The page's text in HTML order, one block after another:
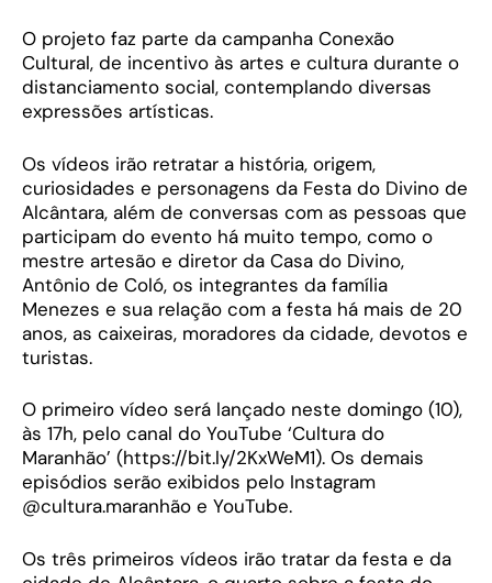
O projeto faz parte da campanha Conexão
Cultural, de incentivo às artes e cultura durante o
distanciamento social, contemplando diversas
expressões artísticas.
Os vídeos irão retratar a história, origem,
curiosidades e personagens da Festa do Divino de
Alcântara, além de conversas com as pessoas que
participam do evento há muito tempo, como o
mestre artesão e diretor da Casa do Divino,
Antônio de Coló, os integrantes da família
Menezes e sua relação com a festa há mais de 20
anos, as caixeiras, moradores da cidade, devotos e
turistas.
O primeiro vídeo será lançado neste domingo (10),
às 17h, pelo canal do YouTube ‘Cultura do
Maranhão’ (https://bit.ly/2KxWeM1). Os demais
episódios serão exibidos pelo Instagram
@cultura.maranhão e YouTube.
Os três primeiros vídeos irão tratar da festa e da